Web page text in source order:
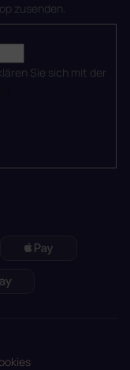
zusenden.
Sie sich mit der